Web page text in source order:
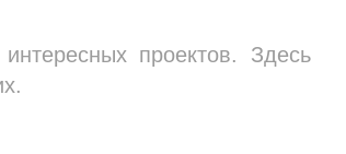
проектов. Здесь